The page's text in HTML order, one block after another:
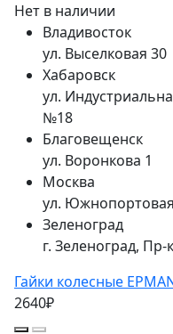
Нет в наличии
Владивосток
ул. Выселковая 30
Хабаровск
ул.
№18
Благовещенск
ул. Воронкова 1
Москва
ул.
Зеленоград
г. Зеленоград, Пр-
Гайки колесные
2640₽